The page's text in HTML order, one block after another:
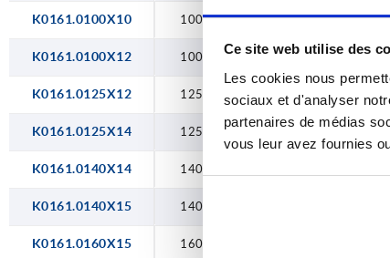
Ce site web utilise des
Les cookies nous
sociaux et d'analyser
partenaires de médias
vous leur avez fournies
K0161.0100X10 100 10H7
K0161.0100X12 100 12H7
K0161.0125X12 125
K0161.0125X14 125
K0161.0140X14 140
K0161.0140X15 140
K0161.0160X15 160